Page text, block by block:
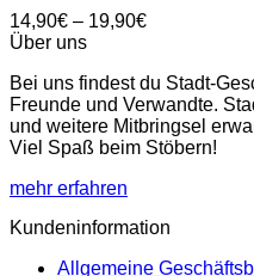
Die
Optionen
können
auf
der
Produktseite
gewählt
werden
14,90€ – 19,90€Preisspanne:
19,90€
Über uns
Bei uns findest du Stadt-
Freunde und Verwandte.
und weitere Mitbringsel
Viel Spaß beim Stöbern!
mehr erfahren
Kundeninformation
Allgemeine